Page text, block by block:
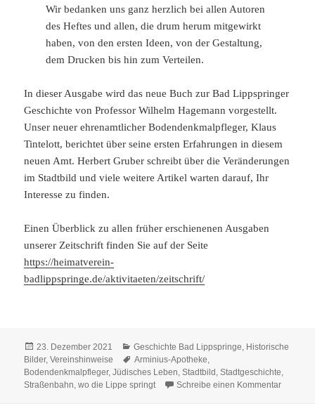
Wir bedanken uns ganz herzlich bei allen Autoren
des Heftes und allen, die drum herum mitgewirkt
haben, von den ersten Ideen, von der Gestaltung,
dem Drucken bis hin zum Verteilen.
In dieser Ausgabe wird das neue Buch zur Bad Lippspringer
Geschichte von Professor Wilhelm Hagemann vorgestellt.
Unser neuer ehrenamtlicher Bodendenkmalpfleger, Klaus
Tintelott, berichtet über seine ersten Erfahrungen in diesem
neuen Amt. Herbert Gruber schreibt über die Veränderungen
im Stadtbild und viele weitere Artikel warten darauf, Ihr
Interesse zu finden.
Einen Überblick zu allen früher erschienenen Ausgaben
unserer Zeitschrift finden Sie auf der Seite
https://heimatverein-
badlippspringe.de/aktivitaeten/zeitschrift/
Veröffentlicht
am
23. Dezember 2021 Kategorien
Geschichte Bad Lippspringe Historische
Bilder,Vereinshinweise Schlagwörter
Arminius-Apotheke
Bodendenkmalpfleger,Jüdisches Leben ,Stadtbild ,Stadtgeschichte
Straßenbahn ,wo die Lippe springt Schreibe einen Kommentarzu wo